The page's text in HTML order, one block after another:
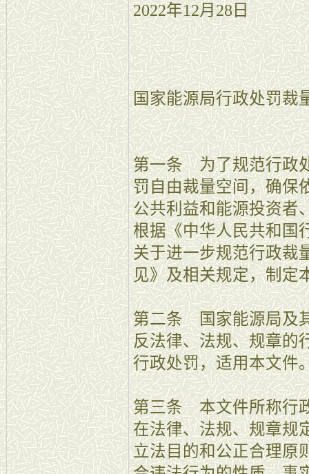
2022年12月28日
国家能源局行政处罚裁
第一条 为了规范行政
罚自由裁量空间，确保
公共利益和能源投资者
根据《中华人民共和国
关于进一步规范行政裁
见》及相关规定，制定
第二条 国家能源局及
反法律、法规、规章的
行政处罚，适用本文件
第三条 本文件所称行
在法律、法规、规章规
立法目的和公正合理原